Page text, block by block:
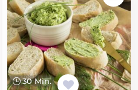
30 Min.